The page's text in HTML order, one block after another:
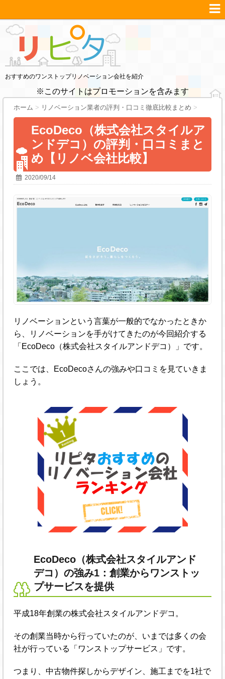
おすすめのワンストップリノベーション会社を紹介
※このサイトはプロモーションを含みます
ホーム > リノベーション業者の評判・口コミ徹底比較まとめ >
EcoDeco（株式会社スタイルア
ンドデコ）の評判・口コミまと
め【リノベ会社比較】
2020/09/14
リノベーションという言葉が一般的でなかったときか
ら、リノベーションを手がけてきたのが今回紹介する
「EcoDeco（株式会社スタイルアンドデコ）」です。
ここでは、EcoDecoさんの強みや口コミを見ていきま
しょう。
EcoDeco（株式会社スタイルアンド
デコ）の強み1：創業からワンストッ
プサービスを提供
平成18年創業の株式会社スタイルアンドデコ。
その創業当時から行っていたのが、いまでは多くの会
社が行っている「ワンストップサービス」です。
つまり、中古物件探しからデザイン、施工までを1社で